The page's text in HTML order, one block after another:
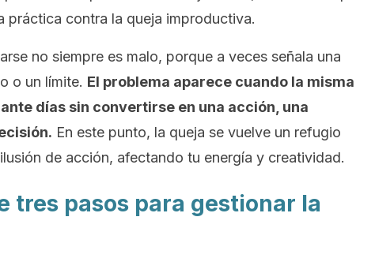
práctica contra la queja improductiva.
no siempre es malo, porque a veces señala una
o un límite. El problema aparece cuando la misma
días sin convertirse en una acción, una
En este punto, la queja se vuelve un refugio
de acción, afectando tu energía y creatividad.
tres pasos para gestionar la